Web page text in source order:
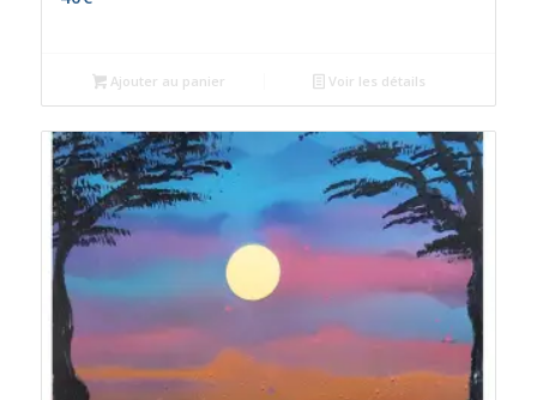
Ajouter au panier Voir les détails
S' inscrire
Besoins de conseils pour votre prochaine déco, je serais là pour vous guider !